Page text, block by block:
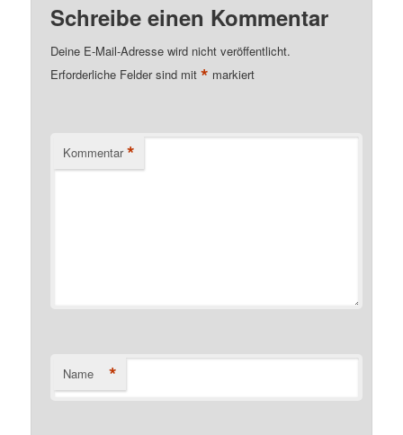
Schreibe einen Kommentar
Deine E-Mail-Adresse wird nicht veröffentlicht.
Erforderliche Felder sind mit* markiert
Kommentar *
Name *